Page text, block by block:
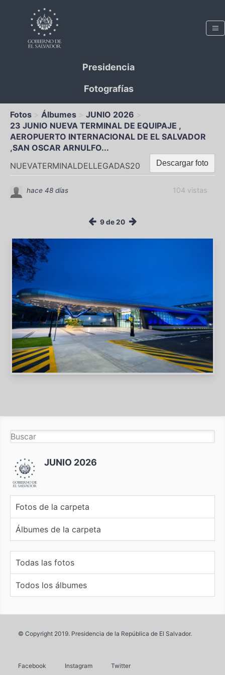
Presidencia
Fotografías
Fotos Álbumes
JUNIO 2026
23 JUNIO NUEVA TERMINAL DE EQUIPAJE ,
AEROPUERTO INTERNACIONAL DE EL SALVADOR
,SAN OSCAR ARNULFO...
Descargar foto
NUEVATERMINALDELLEGADAS20
104 vistas
hace 48 días
9 de 20
JUNIO 2026
Fotos de la carpeta
Álbumes de la carpeta
Todas las fotos
Todos los álbumes
© Copyright 2019. Presidencia de la República de El Salvador.
Facebook Instagram Twitter